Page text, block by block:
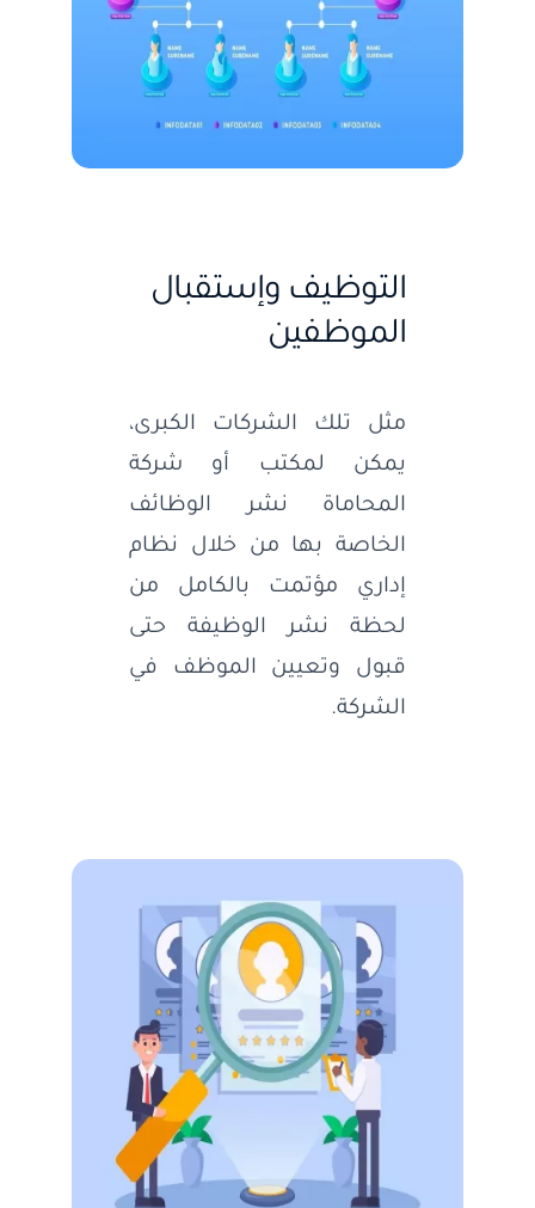
التوظيف وإستقبال
الموظفين
مثل تلك الشركات الكبرى،
يمكن لمكتب أو شركة
المحاماة نشر الوظائف
الخاصة بها من خلال نظام
إداري مؤتمت بالكامل من
لحظة نشر الوظيفة حتى
قبول وتعيين الموظف في
الشركة.